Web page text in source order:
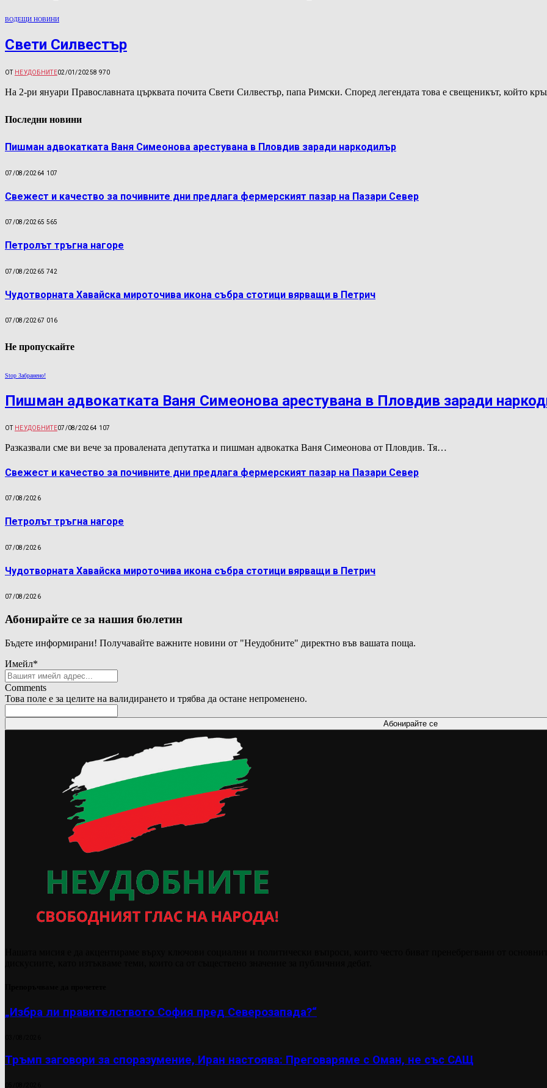
ВОДЕЩИ НОВИНИ
Свети Силвестър
ОТ НЕУДОБНИТЕ02/01/20258 970
На 2-ри януари Православната църквата почита Свети Силвестър, папа Римски. Според легендата това е свещеникът, който
Последни новини
Пишман адвокатката Ваня Симеонова арестувана в Пловдив заради наркодилър
07/08/20264 107
Свежест и качество за почивните дни предлага фермерският пазар на Пазари Север
07/08/20265 565
Петролът тръгна нагоре
07/08/20265 742
Чудотворната Хавайска мироточива икона събра стотици вярващи в Петрич
07/08/20267 016
Не пропускайте
Stop Забранено!
Пишман адвокатката Ваня Симеонова арестувана в Пловдив заради
ОТ НЕУДОБНИТЕ07/08/20264 107
Разказвали сме ви вече за провалената депутатка и пишман адвокатка Ваня Симеонова от Пловдив. Тя…
Свежест и качество за почивните дни предлага фермерският пазар на Пазари Север
07/08/2026
Петролът тръгна нагоре
07/08/2026
Чудотворната Хавайска мироточива икона събра стотици вярващи в Петрич
07/08/2026
Абонирайте се за нашия бюлетин
Бъдете информирани! Получавайте важните новини от "Неудобните" директно във вашата поща.
Имейл*
Comments
Това поле е за целите на валидирането и трябва да остане непроменено.
„Избра ли правителството София пред Северозапада?“
Тръмп заговори за споразумение, Иран настоява: Преговаряме с Оман, не със САЩ